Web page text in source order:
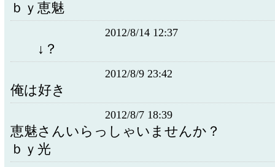
ｂｙ恵魅
2012/8/14 12:37
↓？
2012/8/9 23:42
俺は好き
2012/8/7 18:39
恵魅さんいらっしゃいませんか？
ｂｙ光